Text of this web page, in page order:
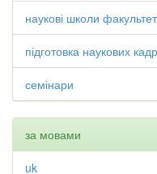
наукові школи
підготовка наукових
семінари
за мовами
uk